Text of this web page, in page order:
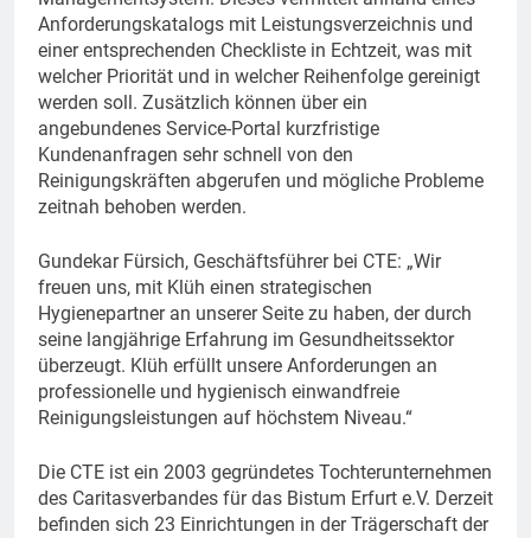
Anforderungskatalogs mit Leistungsverzeichnis und
einer entsprechenden Checkliste in Echtzeit, was mit
welcher Priorität und in welcher Reihenfolge gereinigt
werden soll. Zusätzlich können über ein
angebundenes Service-Portal kurzfristige
Kundenanfragen sehr schnell von den
Reinigungskräften abgerufen und mögliche Probleme
zeitnah behoben werden.
Gundekar Fürsich, Geschäftsführer bei CTE: „Wir
freuen uns, mit Klüh einen strategischen
Hygienepartner an unserer Seite zu haben, der durch
seine langjährige Erfahrung im Gesundheitssektor
überzeugt. Klüh erfüllt unsere Anforderungen an
professionelle und hygienisch einwandfreie
Reinigungsleistungen auf höchstem Niveau.“
Die CTE ist ein 2003 gegründetes Tochterunternehmen
des Caritasverbandes für das Bistum Erfurt e.V. Derzeit
befinden sich 23 Einrichtungen in der Trägerschaft der